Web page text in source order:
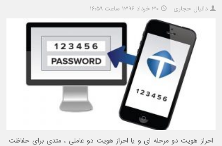
دانیال حجاری ۳۰ خرداد ۱۳۹۶ ساعت ۱۶:۵۹
احراز هویت دو مرحله ای و یا احراز هویت دو عاملی ، متدی برای حفاظت